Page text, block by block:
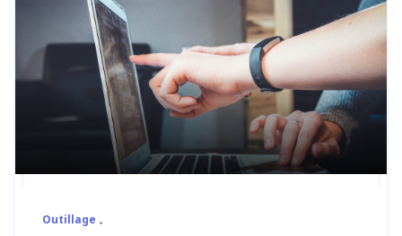
Outillage